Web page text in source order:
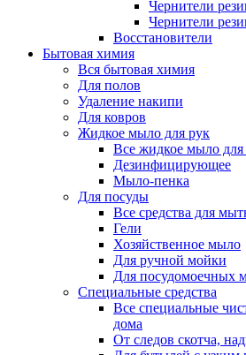
Чернители
Чернители
Восстановители
Бытовая химия
Вся бытовая химия
Для полов
Удаление накипи
Для ковров
Жидкое мыло для рук
Все жидкое мыло для
Дезинфицирующее
Мыло-пенка
Для посуды
Все средства для
Гели
Хозяйственное мыло
Для ручной мойки
Для посудомоечных
Специальные средства
Все специальные
дома
От следов скотча,